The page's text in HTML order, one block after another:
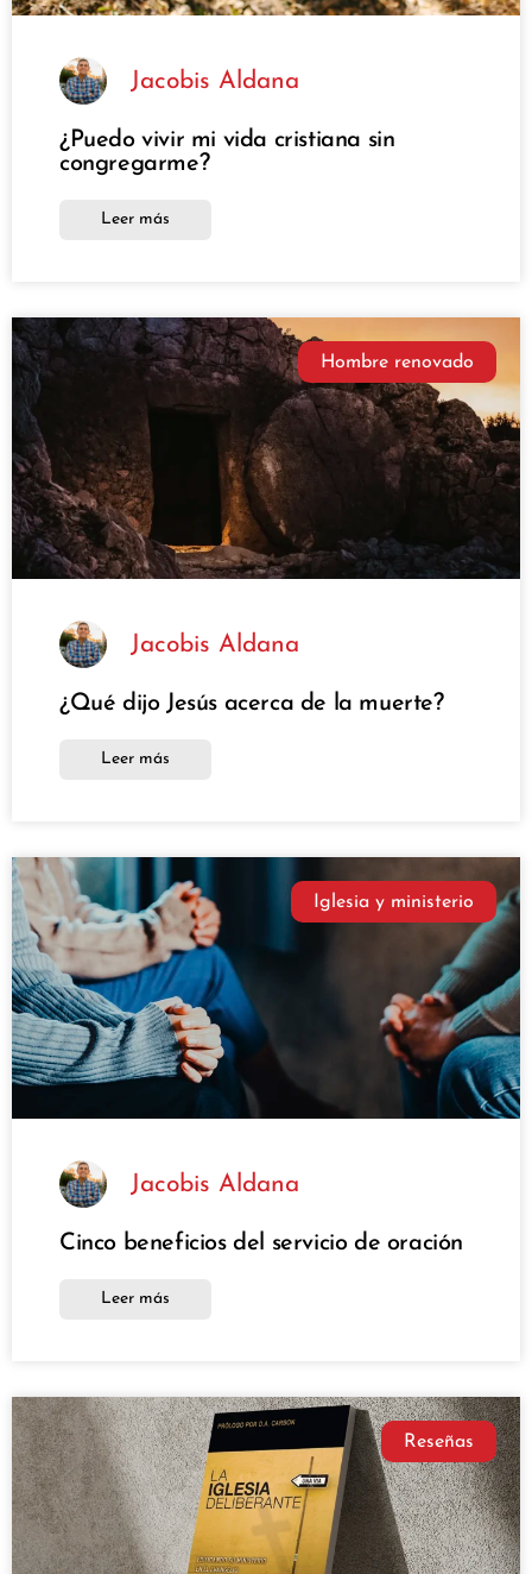
Jacobis Aldana
¿Puedo vivir mi vida cristiana sin
congregarme?
Leer más
Hombre renovado
Jacobis Aldana
¿Qué dijo Jesús acerca de la muerte?
Leer más
Iglesia y ministerio
Jacobis Aldana
Cinco beneficios del servicio de oración
Leer más
Reseñas